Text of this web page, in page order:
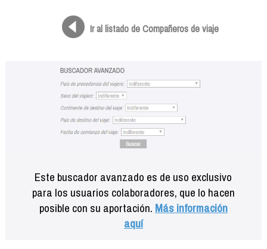
Ir al listado de Compañeros de viaje
Este buscador avanzado es de uso exclusivo
para los usuarios colaboradores, que lo hacen
posible con su aportación. Más información
aquí